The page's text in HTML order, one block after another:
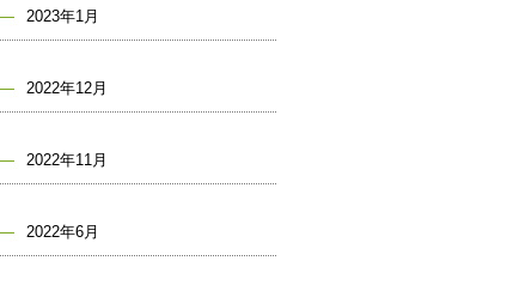
2023年1月
2022年12月
2022年11月
2022年6月